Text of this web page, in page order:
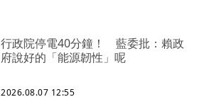
行政院停電40分鐘！ 藍委批：賴政
府說好的「能源韌性」呢
2026.08.07 12:55